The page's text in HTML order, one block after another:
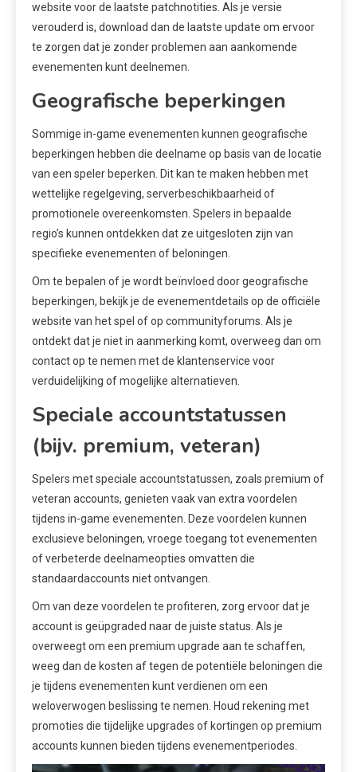
website voor de laatste patchnotities. Als je versie
verouderd is, download dan de laatste update om ervoor
te zorgen dat je zonder problemen aan aankomende
evenementen kunt deelnemen.
Geografische beperkingen
Sommige in-game evenementen kunnen geografische
beperkingen hebben die deelname op basis van de locatie
van een speler beperken. Dit kan te maken hebben met
wettelijke regelgeving, serverbeschikbaarheid of
promotionele overeenkomsten. Spelers in bepaalde
regio’s kunnen ontdekken dat ze uitgesloten zijn van
specifieke evenementen of beloningen.
Om te bepalen of je wordt beïnvloed door geografische
beperkingen, bekijk je de evenementdetails op de officiële
website van het spel of op communityforums. Als je
ontdekt dat je niet in aanmerking komt, overweeg dan om
contact op te nemen met de klantenservice voor
verduidelijking of mogelijke alternatieven.
Speciale accountstatussen
(bijv. premium, veteran)
Spelers met speciale accountstatussen, zoals premium of
veteran accounts, genieten vaak van extra voordelen
tijdens in-game evenementen. Deze voordelen kunnen
exclusieve beloningen, vroege toegang tot evenementen
of verbeterde deelnameopties omvatten die
standaardaccounts niet ontvangen.
Om van deze voordelen te profiteren, zorg ervoor dat je
account is geüpgraded naar de juiste status. Als je
overweegt om een premium upgrade aan te schaffen,
weeg dan de kosten af tegen de potentiële beloningen die
je tijdens evenementen kunt verdienen om een
weloverwogen beslissing te nemen. Houd rekening met
promoties die tijdelijke upgrades of kortingen op premium
accounts kunnen bieden tijdens evenementperiodes.